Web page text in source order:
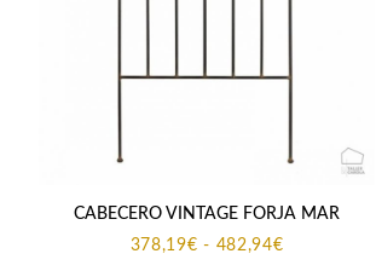
CABECERO VINTAGE FORJA MAR
378,19€ - 482,94€Rango